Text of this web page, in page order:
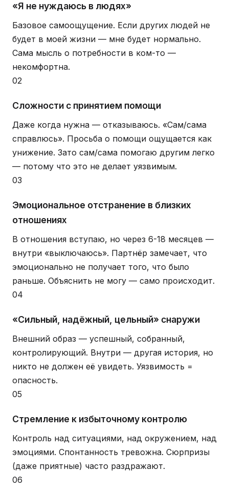
«Я не нуждаюсь в людях»
Базовое самоощущение. Если других людей не
будет в моей жизни — мне будет нормально.
Сама мысль о потребности в ком-то —
некомфортна.
02
Сложности с принятием помощи
Даже когда нужна — отказываюсь. «Сам/сама
справлюсь». Просьба о помощи ощущается как
унижение. Зато сам/сама помогаю другим легко
— потому что это не делает уязвимым.
03
Эмоциональное отстранение в близких
отношениях
В отношения вступаю, но через 6-18 месяцев —
внутри «выключаюсь». Партнёр замечает, что
эмоционально не получает того, что было
раньше. Объяснить не могу — само происходит.
04
«Сильный, надёжный, цельный» снаружи
Внешний образ — успешный, собранный,
контролирующий. Внутри — другая история, но
никто не должен её увидеть. Уязвимость =
опасность.
05
Стремление к избыточному контролю
Контроль над ситуациями, над окружением, над
эмоциями. Спонтанность тревожна. Сюрпризы
(даже приятные) часто раздражают.
06